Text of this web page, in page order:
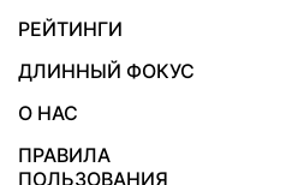
РЕЙТИНГИ
ДЛИННЫЙ ФОКУС
О НАС
ПРАВИЛА
ПОЛЬЗОВАНИЯ